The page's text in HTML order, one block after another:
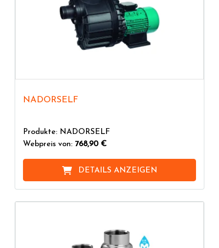
NADORSELF
Produkte: NADORSELF
Webpreis von: 768,90 €
DETAILS ANZEIGEN